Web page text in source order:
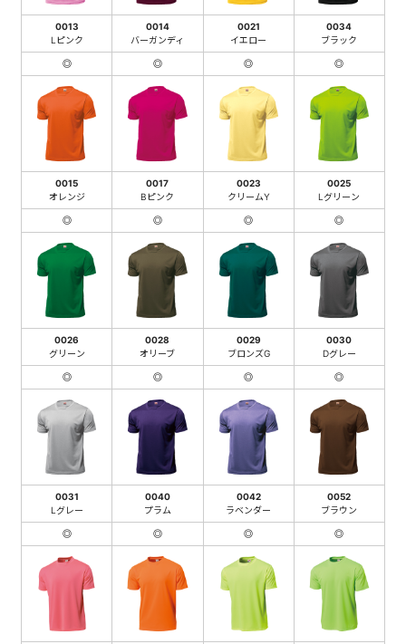
0013
Lピンク
◎
0014
バーガンディ
◎
0021
イエロー
◎
0034
ブラック
◎
0015
オレンジ
◎
0017
Bピンク
◎
0023
クリームY
◎
0025
Lグリーン
◎
0026
グリーン
◎
0028
オリーブ
◎
0029
ブロンズG
◎
0030
Dグレー
◎
0031
Lグレー
◎
0040
プラム
◎
0042
ラベンダー
◎
0052
ブラウン
◎